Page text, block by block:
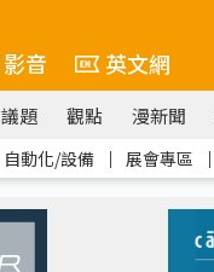
影音 英文網
議題 觀點 漫新聞
自動化/設備 ｜ 展會專區 ｜